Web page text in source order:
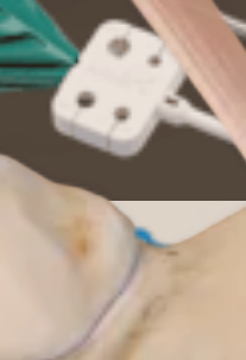
a Técnica de
para o